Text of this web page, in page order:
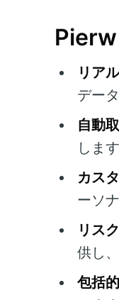
リア
デー
自動
します
カス
ーソ
リス
供し
包括